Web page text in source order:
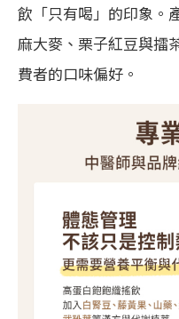
飲「只有喝」的印象。
麻大麥、栗子紅豆與擂
費者的口味偏好。